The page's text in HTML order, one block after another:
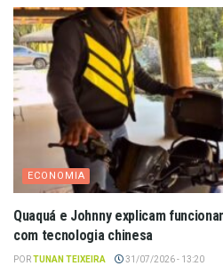
ECONOMIA
Quaquá e Johnny explicam
com tecnologia chinesa
PORTUNAN TEIXEIRA 31/07/2026 - 13:20